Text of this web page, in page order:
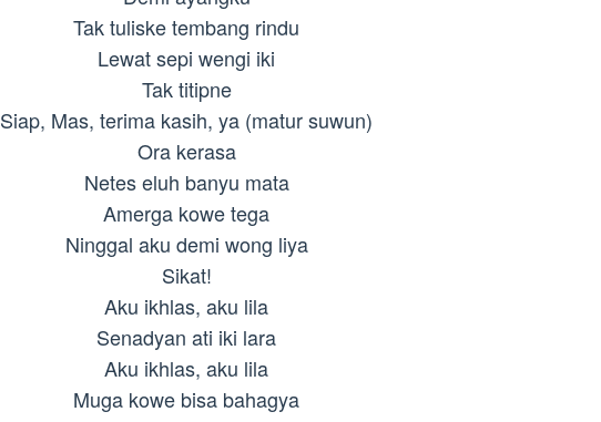
Tak tuliske tembang rindu
Lewat sepi wengi iki
Tak titipne
Siap, Mas, terima kasih, ya (matur suwun)
Ora kerasa
Netes eluh banyu mata
Amerga kowe tega
Ninggal aku demi wong liya
Sikat!
Aku ikhlas, aku lila
Senadyan ati iki lara
Aku ikhlas, aku lila
Muga kowe bisa bahagya